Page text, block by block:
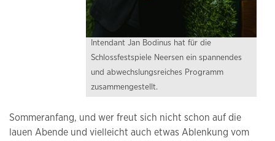
Intendant Jan Bodinus hat für die
Schlossfestspiele Neersen ein spannendes
und abwechslungsreiches Programm
zusammengestellt.
Sommeranfang, und wer freut sich nicht schon auf die
lauen Abende und vielleicht auch etwas Ablenkung vom